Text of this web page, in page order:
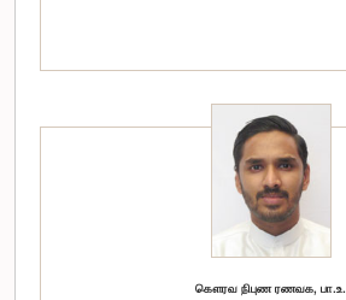
கௌரவ நிபுண ரணவக, பா.உ.